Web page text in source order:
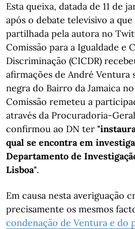
Esta queixa, datada de 11 de
após o debate televisivo a
partilhada pela autora no
Comissão para a Igualdade e
Discriminação (CICDR)
afirmações de André Ventura
negra do Bairro da Jamaica
Comissão remeteu a
através da Procuradoria-
confirmou ao DN ter
qual se encontra em
Departamento de
Lisboa".
Em causa nesta averiguação
precisamente os mesmos
condenação de Ventura e do